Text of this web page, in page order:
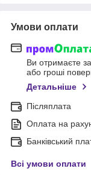
Умови оплати
Ви отримаєте
або гроші
Детальніше
Післяплата
Оплата на
Банківський
Всі умови оплати